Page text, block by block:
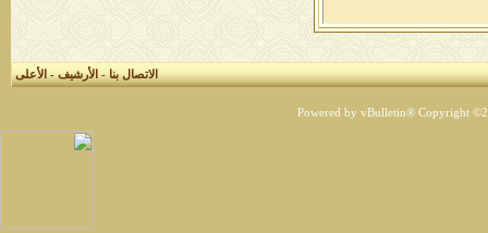
الاتصال بنا-الأرشيف-الأعلى
Powered by vBulletin® Copyright